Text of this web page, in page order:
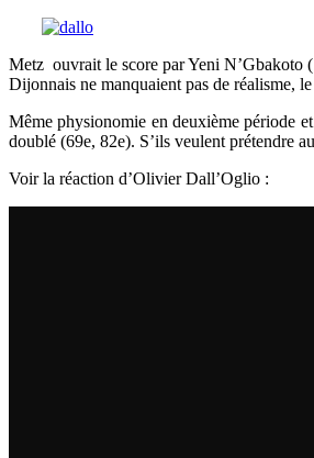
Metz ouvrait le score par Yeni N’Gbakoto
Dijonnais ne manquaient pas de réalisme,
Même physionomie en deuxième période
doublé (69e, 82e). S’ils veulent prétendre
Voir la réaction d’Olivier Dall’Oglio :